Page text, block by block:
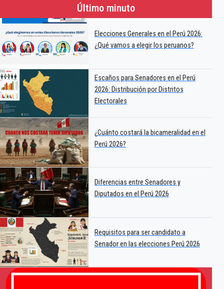
Último minuto
Elecciones Generales en el Perú 2026:
¿Qué vamos a elegir los peruanos?
Escaños para Senadores en el Perú
2026: Distribución por Distritos
Electorales
¿Cuánto costará la bicameralidad en el
Perú 2026?
Diferencias entre Senadores y
Diputados en el Perú 2026
Requisitos para ser candidato a
Senador en las elecciones Perú 2026